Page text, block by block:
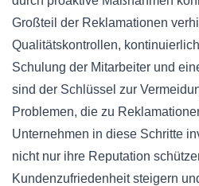
Großteil der Reklamationen
Qualitätskontrollen,
Schulung der Mitarbeiter und
sind der Schlüssel zur
Problemen, die zu
Unternehmen in diese Schritte
nicht nur ihre Reputation
Kundenzufriedenheit steigern